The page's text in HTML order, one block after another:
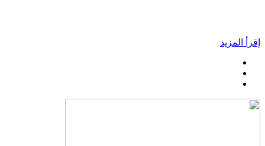
إقرأ المزيد